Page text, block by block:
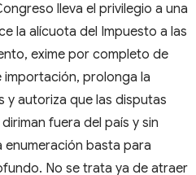
lleva el privilegio a una
la alícuota del Impuesto a las
exime por completo de
prolonga la
autoriza que las disputas
fuera del país y sin
enumeración basta para
No se trata ya de atraer